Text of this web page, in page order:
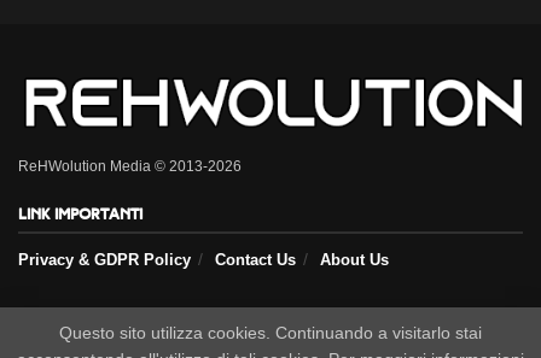
ReHWolution Media © 2013-2026
Link importanti
Privacy & GDPR Policy Contact Us About Us
Seguici sui nostri social
Questo sito utilizza cookies. Continuando a visitarlo stai